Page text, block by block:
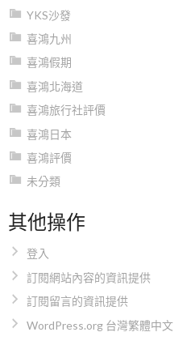
YKS沙發
喜鴻九州
喜鴻假期
喜鴻北海道
喜鴻旅行社評價
喜鴻日本
喜鴻評價
未分類
其他操作
登入
訂閱網站內容的資訊提供
訂閱留言的資訊提供
WordPress.org 台灣繁體中文